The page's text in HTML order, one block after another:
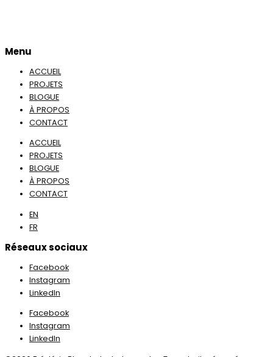
Menu
ACCUEIL
PROJETS
BLOGUE
À PROPOS
CONTACT
ACCUEIL
PROJETS
BLOGUE
À PROPOS
CONTACT
EN
FR
Réseaux sociaux
Facebook
Instagram
LinkedIn
Facebook
Instagram
LinkedIn